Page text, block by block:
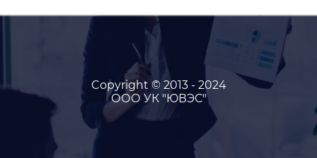
Copyright © 2013 - 2024
ООО УК "ЮВЭС"